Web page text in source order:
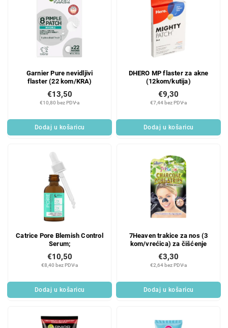
Garnier Pure nevidljivi
flaster (22 kom/KRA)
€10,80 bez PDV-a
€13,50
Dodaj u košaricu
DHERO MP flaster za akne
(12kom/kutija)
€7,44 bez PDV-a
€9,30
Dodaj u košaricu
Catrice Pore Blemish Control
Serum;
€8,40 bez PDV-a
€10,50
Dodaj u košaricu
7Heaven trakice za nos (3
kom/vrećica) za čišćenje
€2,64 bez PDV-a
€3,30
Dodaj u košaricu